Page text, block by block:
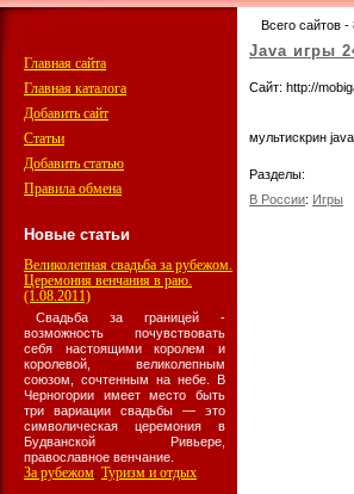
Главная сайта
Главная каталога
Добавить сайт
Статьи
Добавить статью
Правила обмена
Новые статьи
Великолепная свадьба за рубежом.
Церемония венчания в раю.
(1.08.2011)
Свадьба за границей -
возможность почувствовать
себя настоящими королем и
королевой, великолепным
союзом, сочтенным на небе. В
Черногории имеет место быть
три вариации свадьбы — это
символическая церемония в
Будванской Ривьере,
православное венчание.
За рубежом: Туризм и отдых
Всего сайтов -
Java игры
Сайт: http://
мультискрин
Разделы:
В России: Игры